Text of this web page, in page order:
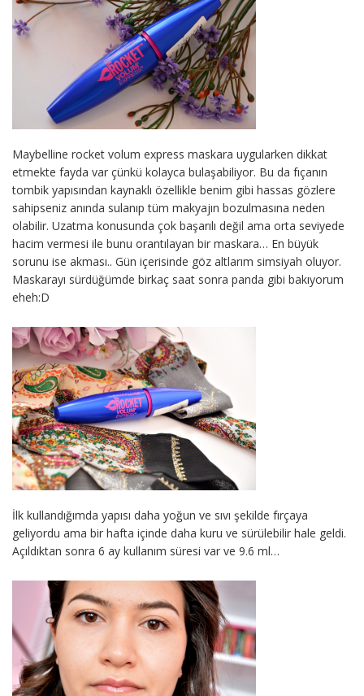
Maybelline rocket volum express maskara uygularken dikkat
etmekte fayda var çünkü kolayca bulaşabiliyor. Bu da fıçanın
tombik yapısından kaynaklı özellikle benim gibi hassas gözlere
sahipseniz anında sulanıp tüm makyajın bozulmasına neden
olabilir. Uzatma konusunda çok başarılı değil ama orta seviyede
hacim vermesi ile bunu orantılayan bir maskara… En büyük
sorunu ise akması.. Gün içerisinde göz altlarım simsiyah oluyor.
Maskarayı sürdüğümde birkaç saat sonra panda gibi bakıyorum
eheh:D
İlk kullandığımda yapısı daha yoğun ve sıvı şekilde fırçaya
geliyordu ama bir hafta içinde daha kuru ve sürülebilir hale geldi.
Açıldıktan sonra 6 ay kullanım süresi var ve 9.6 ml…